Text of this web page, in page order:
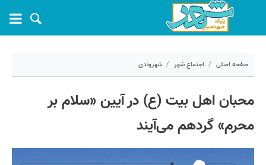
صفحه اصلی اجتماع شهر شهروندی
محبان اهل ‌بیت (ع) در آیین «سلام بر
محرم» گردهم می‌آیند